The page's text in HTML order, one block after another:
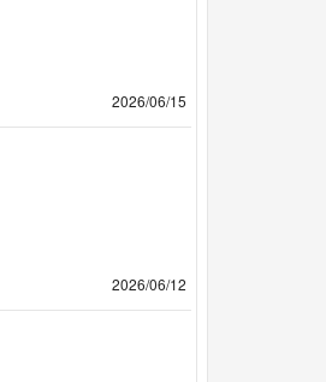
2026/06/15
2026/06/12